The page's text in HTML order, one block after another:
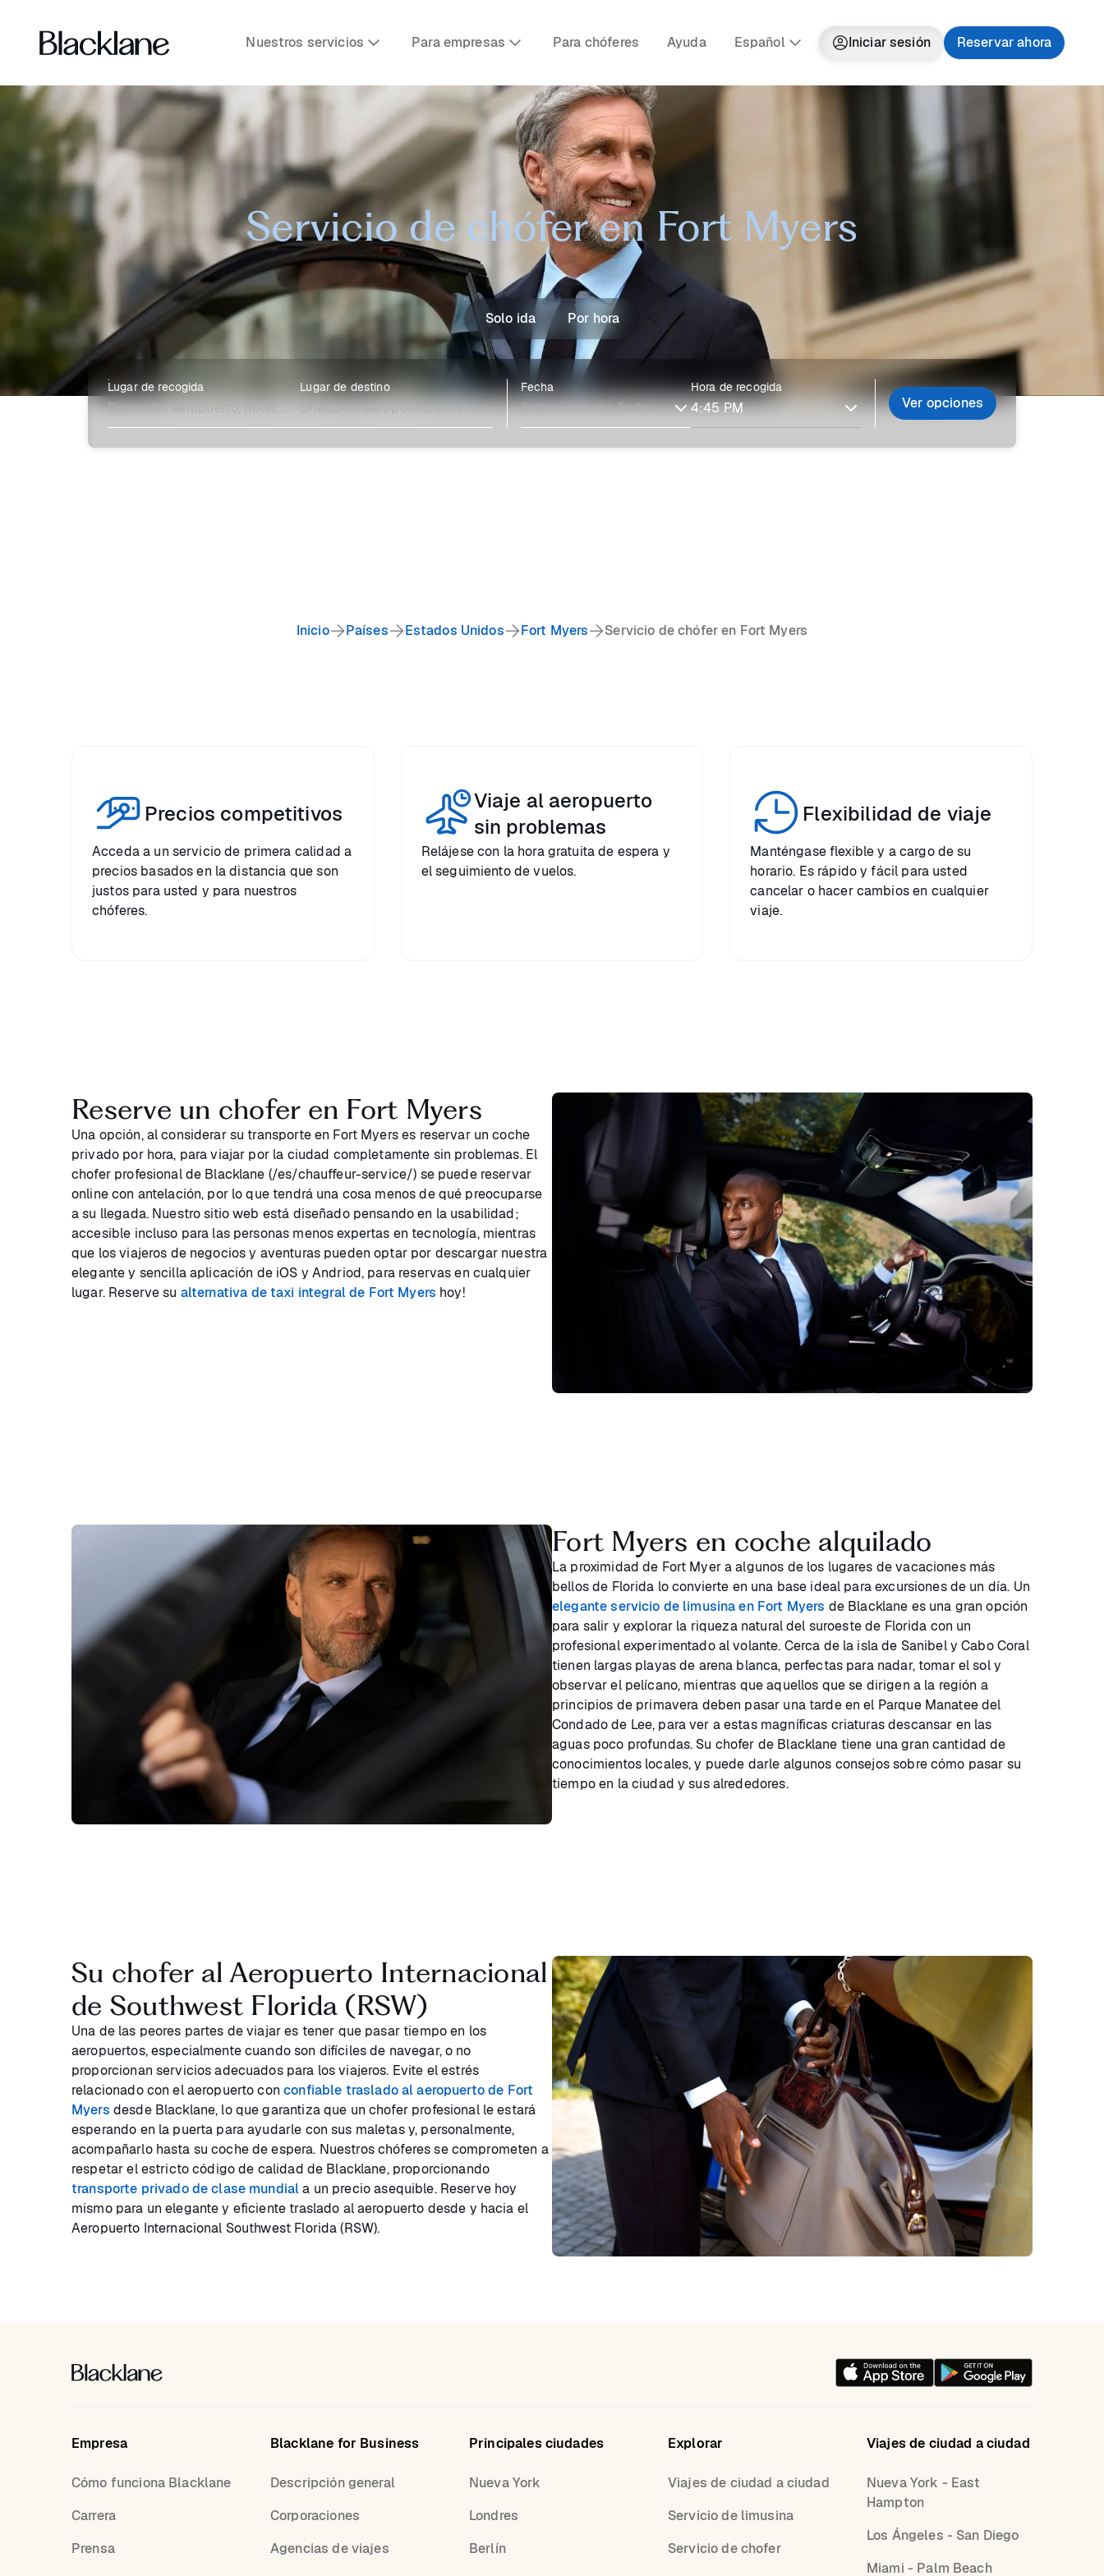
Nuestros servicios Para empresas Para chóferes Ayuda Español Iniciar sesión Reservar ahora
Servicio de chófer en Fort Myers
Solo ida Por hora
Lugar de recogida Lugar de destino Fecha Hora de recogida
Ver opciones
Inicio Países Estados Unidos Fort Myers Servicio de chófer en Fort Myers
Precios competitivos
Acceda a un servicio de primera calidad a
precios basados en la distancia que son
justos para usted y para nuestros
chóferes.
Viaje al aeropuerto
sin problemas
Relájese con la hora gratuita de espera y
el seguimiento de vuelos.
Flexibilidad de viaje
Manténgase flexible y a cargo de su
horario. Es rápido y fácil para usted
cancelar o hacer cambios en cualquier
viaje.
Reserve un chofer en Fort Myers
Una opción, al considerar su transporte en Fort Myers es reservar un coche
privado por hora, para viajar por la ciudad completamente sin problemas. El
chofer profesional de Blacklane (/es/chauffeur-service/) se puede reservar
online con antelación, por lo que tendrá una cosa menos de qué preocuparse
a su llegada. Nuestro sitio web está diseñado pensando en la usabilidad;
accesible incluso para las personas menos expertas en tecnología, mientras
que los viajeros de negocios y aventuras pueden optar por descargar nuestra
elegante y sencilla aplicación de iOS y Andriod, para reservas en cualquier
lugar. Reserve su alternativa de taxi integral de Fort Myers hoy!
Fort Myers en coche alquilado
La proximidad de Fort Myer a algunos de los lugares de vacaciones más
bellos de Florida lo convierte en una base ideal para excursiones de un día. Un
elegante servicio de limusina en Fort Myers de Blacklane es una gran opción
para salir y explorar la riqueza natural del suroeste de Florida con un
profesional experimentado al volante. Cerca de la isla de Sanibel y Cabo Coral
tienen largas playas de arena blanca, perfectas para nadar, tomar el sol y
observar el pelícano, mientras que aquellos que se dirigen a la región a
principios de primavera deben pasar una tarde en el Parque Manatee del
Condado de Lee, para ver a estas magníficas criaturas descansar en las
aguas poco profundas. Su chofer de Blacklane tiene una gran cantidad de
conocimientos locales, y puede darle algunos consejos sobre cómo pasar su
tiempo en la ciudad y sus alrededores.
Su chofer al Aeropuerto Internacional
de Southwest Florida (RSW)
Una de las peores partes de viajar es tener que pasar tiempo en los
aeropuertos, especialmente cuando son difíciles de navegar, o no
proporcionan servicios adecuados para los viajeros. Evite el estrés
relacionado con el aeropuerto conconfiable traslado al aeropuerto de Fort
Myers desde Blacklane, lo que garantiza que un chofer profesional le estará
esperando en la puerta para ayudarle con sus maletas y, personalmente,
acompañarlo hasta su coche de espera. Nuestros chóferes se comprometen a
respetar el estricto código de calidad de Blacklane, proporcionando
transporte privado de clase mundiala un precio asequible. Reserve hoy
mismo para un elegante y eficiente traslado al aeropuerto desde y hacia el
Aeropuerto Internacional Southwest Florida (RSW).
Empresa
Cómo funciona Blacklane
Carrera
Prensa
Blacklane for Business
Descripción general
Corporaciones
Agencias de viajes
Principales ciudades
Nueva York
Londres
Berlín
Explorar
Viajes de ciudad a ciudad
Servicio de limusina
Servicio de chofer
Viajes de ciudad a ciudad
Nueva York - East
Hampton
Los Ángeles - San Diego
Miami - Palm Beach